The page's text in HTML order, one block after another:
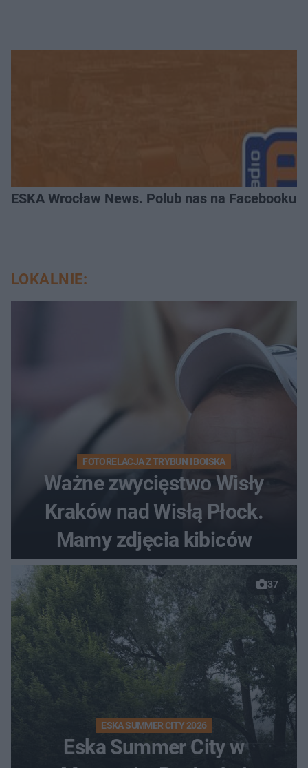
ESKA Wrocław News. Polub nas na Facebooku!
LOKALNIE:
FOTORELACJA Z TRYBUN I BOISKA
Ważne zwycięstwo Wisły
Kraków nad Wisłą Płock.
Mamy zdjęcia kibiców
37
ESKA SUMMER CITY 2026
Eska Summer City w